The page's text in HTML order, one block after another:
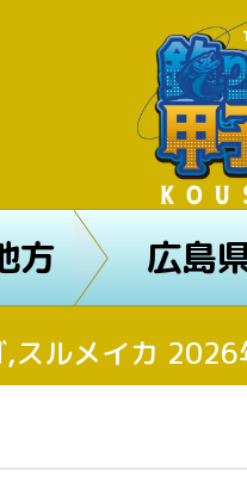
方 広島
,スルメイカ